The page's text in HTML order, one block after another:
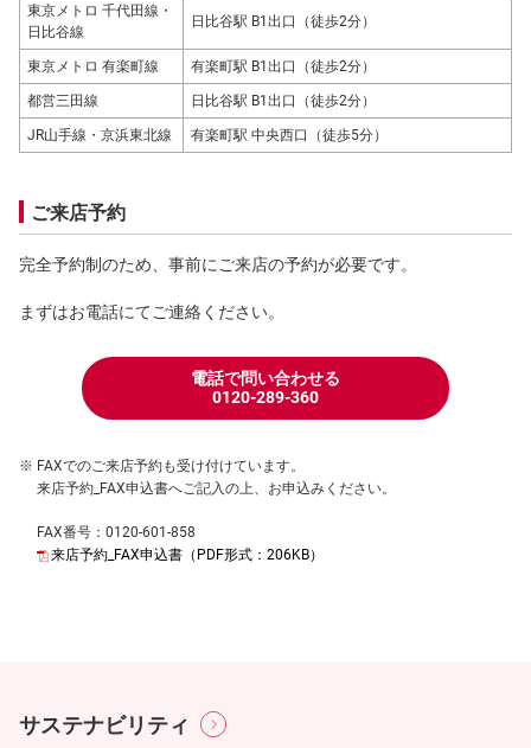
東京メトロ 千代田線・
日比谷線
日比谷駅 B1出口（徒歩2分）
東京メトロ 有楽町線 有楽町駅 B1出口（徒歩2分）
都営三田線 日比谷駅 B1出口（徒歩2分）
JR山手線・京浜東北線 有楽町駅 中央西口（徒歩5分）
ご来店予約
完全予約制のため、事前にご来店の予約が必要です。
まずはお電話にてご連絡ください。
電話で問い合わせる
0120-289-360
FAXでのご来店予約も受け付けています。
来店予約_FAX申込書へご記入の上、お申込みください。
FAX番号：0120-601-858
来店予約_FAX申込書（PDF形式：206KB）
サステナビリティ